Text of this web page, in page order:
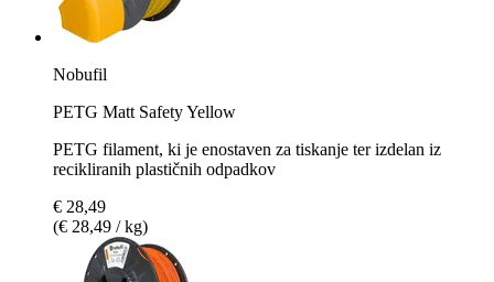
Nobufil
PETG Matt Safety Yellow
PETG filament, ki je enostaven za tiskanje ter izdelan iz
recikliranih plastičnih odpadkov
€ 28,49
(€ 28,49 / kg)